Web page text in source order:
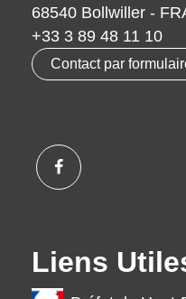
68540 Bollwiller -
+33 3 89 48 11 10
Contact par
Liens